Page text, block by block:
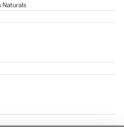
Naturals